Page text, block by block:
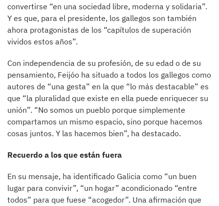
convertirse “en una sociedad libre, moderna y solidaria”.
Y es que, para el presidente, los gallegos son también
ahora protagonistas de los “capítulos de superación
vividos estos años”.
Con independencia de su profesión, de su edad o de su
pensamiento, Feijóo ha situado a todos los gallegos como
autores de “una gesta” en la que “lo más destacable” es
que “la pluralidad que existe en ella puede enriquecer su
unión”. “No somos un pueblo porque simplemente
compartamos un mismo espacio, sino porque hacemos
cosas juntos. Y las hacemos bien”, ha destacado.
Recuerdo a los que están fuera
En su mensaje, ha identificado Galicia como “un buen
lugar para convivir”, “un hogar” acondicionado “entre
todos” para que fuese “acogedor”. Una afirmación que